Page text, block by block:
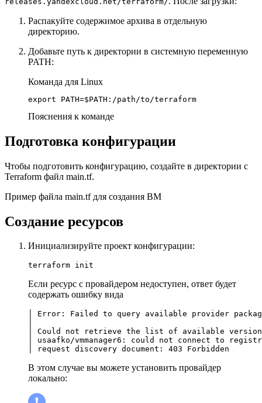
Распакуйте содержимое архива в отдельную
директорию.
Добавьте путь к директории в системную переменную
PATH:
Команда для Linux
export PATH=$PATH:/path/to/terraform
Пояснения к команде
Подготовка конфигурации
Чтобы подготовить конфигурацию, создайте в директории с
Terraform файл main.tf.
Пример файла main.tf для создания ВМ
Создание ресурсов
Инициализируйте проект конфигурации:
terraform init
Если ресурс с провайдером недоступен, ответ будет
содержать ошибку вида
│ Error: Failed to query available provider
│ Could not retrieve the list of available
│ usaafko/vmmanager6: could not connect to
│ request discovery document: 403 Forbidden
В этом случае вы можете установить провайдер
локально: